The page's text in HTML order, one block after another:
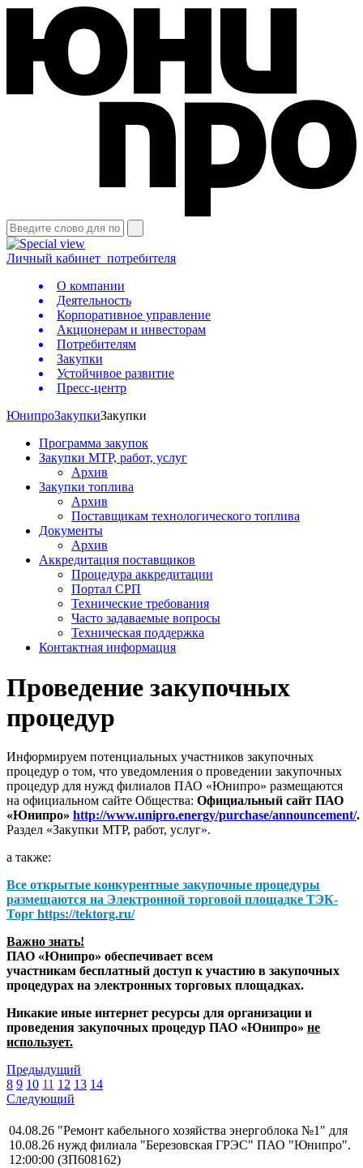
Личный кабинет потребителя
О компании
Деятельность
Корпоративное управление
Акционерам и инвесторам
Потребителям
Закупки
Устойчивое развитие
Пресс-центр
ЮнипроЗакупкиЗакупки
Программа закупок
Закупки МТР, работ, услуг
Архив
Закупки топлива
Архив
Поставщикам технологического топлива
Документы
Архив
Аккредитация поставщиков
Процедура аккредитации
Портал СРП
Технические требования
Часто задаваемые вопросы
Техническая поддержка
Контактная информация
Проведение закупочных
процедур
Информируем потенциальных участников закупочных
процедур о том, что уведомления о проведении закупочных
процедур для нужд филиалов ПАО «Юнипро» размещаются
на официальном сайте Общества: Официальный сайт ПАО
«Юнипро» http://www.unipro.energy/purchase/announcement/.
Раздел «Закупки МТР, работ, услуг».
а также:
Все открытые конкурентные закупочные процедуры
размещаются на Электронной торговой площадке ТЭК-
Торг https://tektorg.ru/
Важно знать!
ПАО «Юнипро» обеспечивает всем
участникам бесплатный доступ к участию в закупочных
процедурах на электронных торговых площадках.
Никакие иные интернет ресурсы для организации и
проведения закупочных процедур ПАО «Юнипро» не
использует.
Предыдущий
8 9 10 11 12 13 14
Следующий
04.08.26
10.08.26
12:00:00
"Ремонт кабельного хозяйства энергоблока №1" для
нужд филиала "Березовская ГРЭС" ПАО "Юнипро".
(ЗП608162)